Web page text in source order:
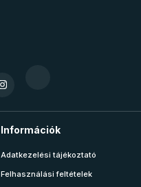
Információk
Adatkezelési tájékoztató
Felhasználási feltételek